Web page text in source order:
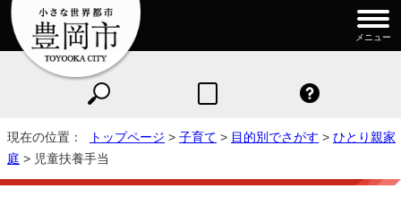
メニュー
現在の位置： トップページ > 子育て > 目的別でさがす > ひとり親家
庭 > 児童扶養手当